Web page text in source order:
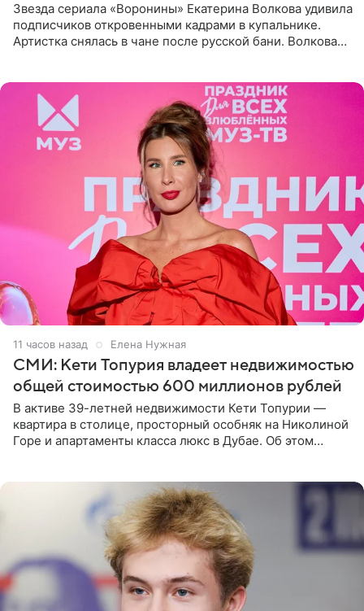
Звезда сериала «Воронины» Екатерина Волкова удивила
подписчиков откровенными кадрами в купальнике.
Артистка снялась в чане после русской бани. Волкова
11 часов назад Елена Нужная
СМИ: Кети Топурия владеет недвижимостью
общей стоимостью 600 миллионов рублей
В активе 39-летней недвижимости Кети Топурии —
квартира в столице, просторный особняк на Николиной
Горе и апартаменты класса люкс в Дубае. Об этом